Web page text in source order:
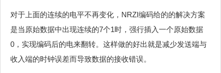
对于上面的连续的电平不再变化，NRZI编码给的的解决方案
是当原始数据中出现连续的7个1时，强行插入一个原始数据
0，实现编码后的电来翻转。这样做的好出就是减少发送端与
收入端的时钟误差而导致数据的接收错误。